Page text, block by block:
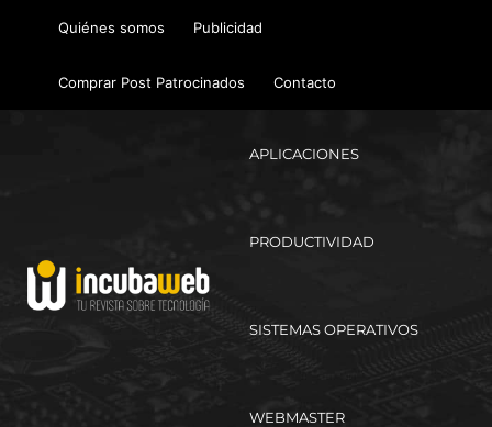
Quiénes somos Publicidad
Comprar Post Patrocinados Contacto
APLICACIONES
PRODUCTIVIDAD
SISTEMAS OPERATIVOS
WEBMASTER